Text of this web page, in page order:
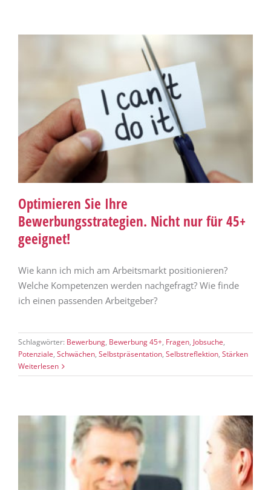
Optimieren Sie Ihre
Bewerbungsstrategien. Nicht nur für 45+
geeignet!
Wie kann ich mich am Arbeitsmarkt positionieren?
Welche Kompetenzen werden nachgefragt? Wie finde
ich einen passenden Arbeitgeber?
Schlagwörter: Bewerbung, Bewerbung 45+, Fragen, Jobsuche,
Potenziale, Schwächen, Selbstpräsentation, Selbstreflektion, Stärken
Weiterlesen